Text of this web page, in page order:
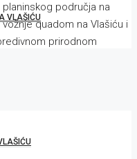
VLAŠIĆU
područja na
quadom na Vlašiću i
prirodnom